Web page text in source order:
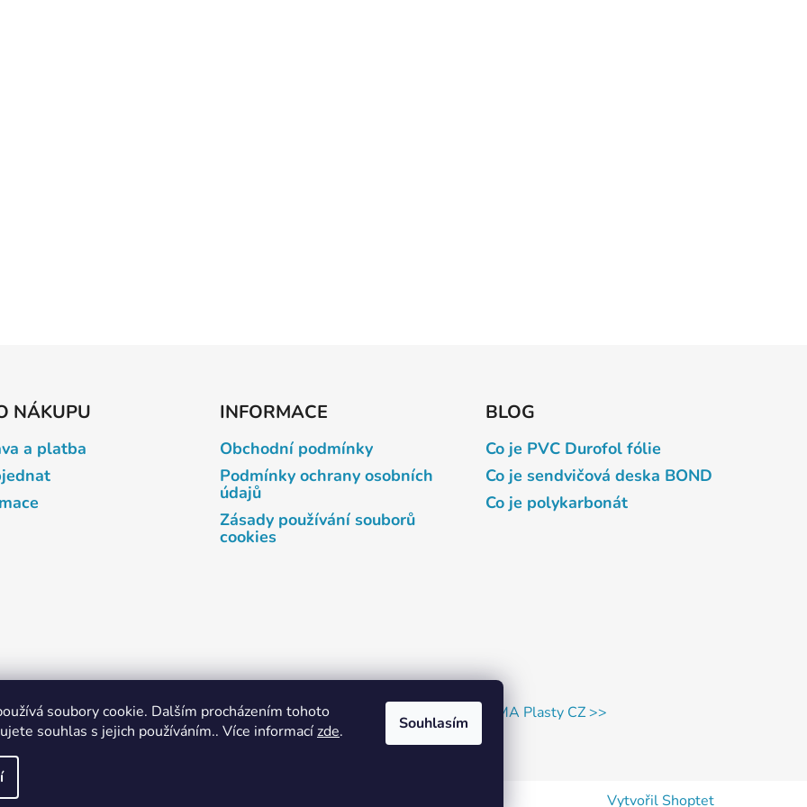
soubory cookie. Dalším procházením tohoto
souhlas s jejich používáním.. Více informacízde. Souhlasím
NÁKUPU
a platba
INFORMACE
Obchodní podmínky
Podmínky ochrany osobních
údajů
Zásady používání souborů
cookies
BLOG
Co je PVC Durofol fólie
Co je sendvičová deska BOND
Co je polykarbonát
- ELIMA Plasty CZ >> Firmy.cz - ELIMA Plasty CZ >>
Facebook - ELIMA Plasty CZ >>
Domovská stránka - ELIMA Plasty CZ >>
Vytvořil Shoptet
práva vyhrazena.